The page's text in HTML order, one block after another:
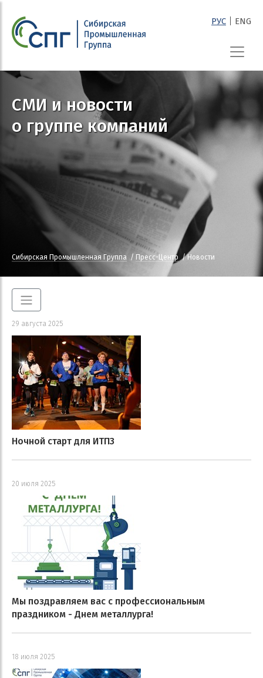
РУС ENG
СМИ и новости
о группе компаний
Сибирская Промышленная Группа Пресс-Центр Новости
29 августа 2025
Ночной старт для ИТПЗ
20 июля 2025
Мы поздравляем вас с профессиональным
праздником - Днем металлурга!
18 июля 2025